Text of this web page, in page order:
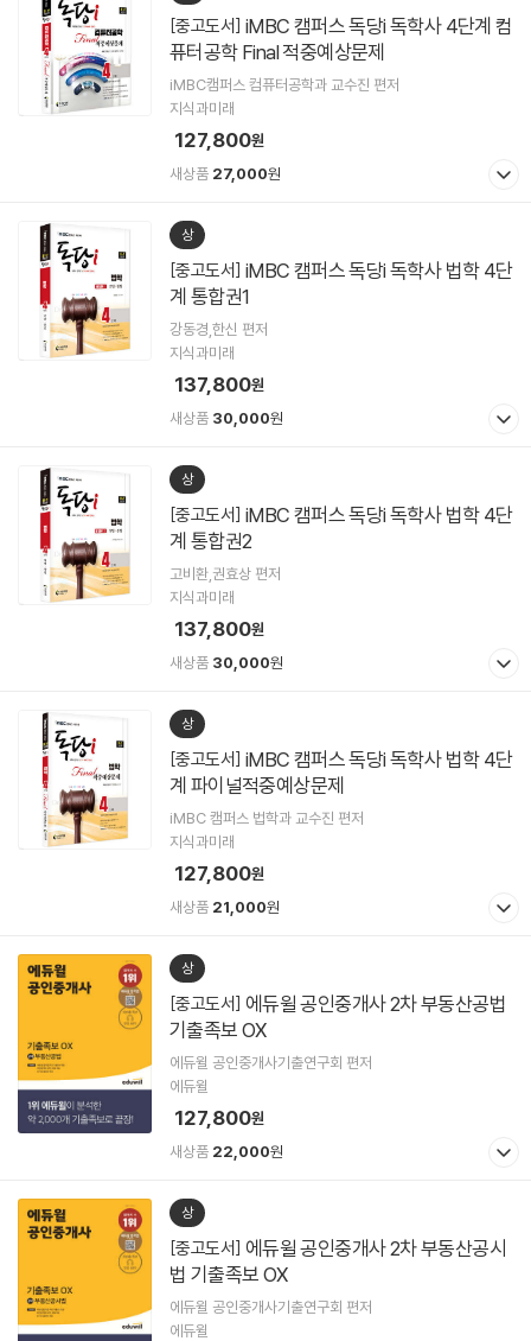
[중고도서]
퓨터공학 Final 적중예상문제
iMBC캠퍼스 컴퓨터공학과 교수진 편저
지식과미래
127,800원
새상품 27,000원
상
[중고도서]
계 통합권1
강동경,한신 편저
지식과미래
137,800원
새상품 30,000원
상
[중고도서]
계 통합권2
고비환,권효상 편저
지식과미래
137,800원
새상품 30,000원
상
[중고도서]
계 파이널적중예상문제
iMBC 캠퍼스 법학과 교수진 편저
지식과미래
127,800원
새상품 21,000원
상
[중고도서]
기출족보 OX
에듀윌 공인중개사기출연구회 편저
에듀윌
127,800원
새상품 22,000원
상
[중고도서]
법 기출족보 OX
에듀윌 공인중개사기출연구회 편저
에듀윌